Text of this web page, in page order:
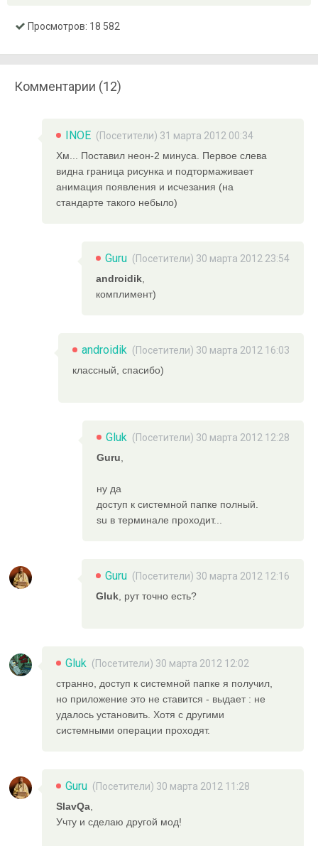
Просмотров: 18 582
Комментарии (12)
INOE (Посетители) 31 марта 2012 00:34
Хм... Поставил неон-2 минуса. Первое слева
видна граница рисунка и подтормаживает
анимация появления и исчезания (на
стандарте такого небыло)
Guru (Посетители) 30 марта 2012 23:54
androidik
комплимент)
androidik (Посетители) 30 марта 2012 16:03
классный, спасибо)
Gluk (Посетители) 30 марта 2012 12:28
Guru
ну да
доступ к системной папке полный.
su в терминале проходит...
Guru (Посетители) 30 марта 2012 12:16
Gluk , рут точно есть?
Gluk (Посетители) 30 марта 2012 12:02
странно, доступ к системной папке я получил,
но приложение это не ставится - выдает : не
удалось установить. Хотя с другими
системными операции проходят.
Guru (Посетители) 30 марта 2012 11:28
SlavQa
Учту и сделаю другой мод!